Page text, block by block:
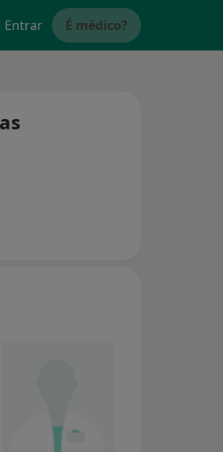
Entrar É médico?